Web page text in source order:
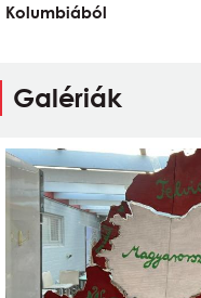
Kolumbiából
Galériák